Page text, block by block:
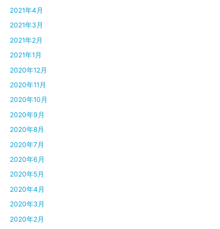
2021年4月
2021年3月
2021年2月
2021年1月
2020年12月
2020年11月
2020年10月
2020年9月
2020年8月
2020年7月
2020年6月
2020年5月
2020年4月
2020年3月
2020年2月